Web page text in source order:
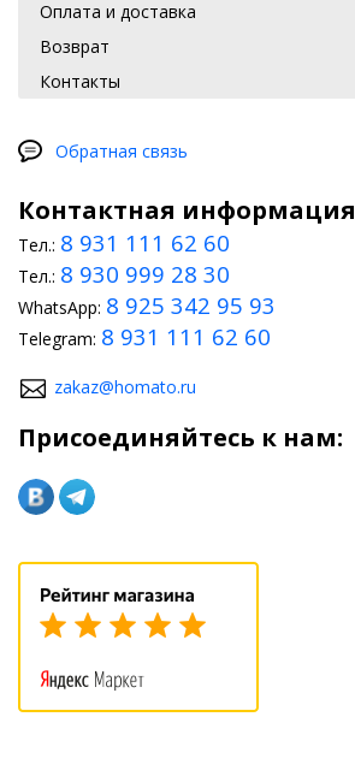
Оплата и доставка
Возврат
Контакты
Обратная связь
Контактная информация
Тел.: 8 931 111 62 60
Тел.: 8 930 999 28 30
WhatsApp: 8 925 342 95 93
Telegram: 8 931 111 62 60
zakaz@homato.ru
Присоединяйтесь к нам: